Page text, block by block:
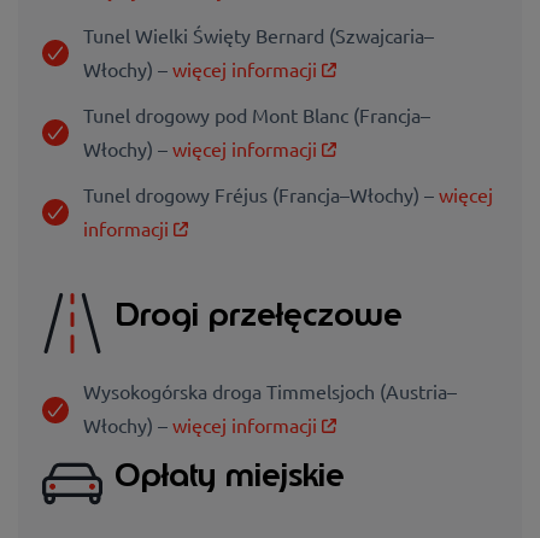
Tunel Wielki Święty Bernard (Szwajcaria–
Włochy) – więcej informacji
Tunel drogowy pod Mont Blanc (Francja–
Włochy) – więcej informacji
Tunel drogowy Fréjus (Francja–Włochy) – więcej
informacji
Drogi przełęczowe
Wysokogórska droga Timmelsjoch (Austria–
Włochy) – więcej informacji
Opłaty miejskie